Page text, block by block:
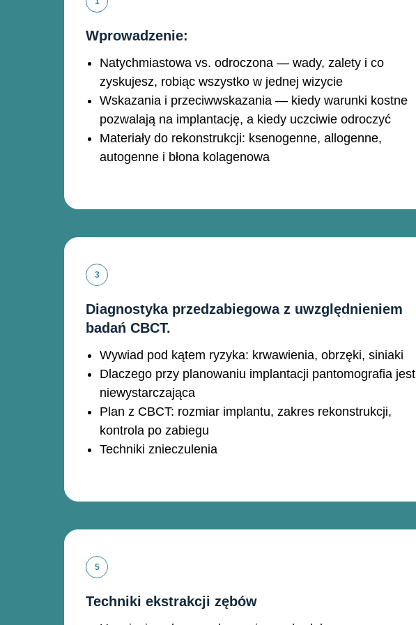
Wprowadzenie:
Natychmiastowa vs. odroczona — wady, zalety i co
zyskujesz, robiąc wszystko w jednej wizycie
Wskazania i przeciwwskazania — kiedy warunki kostne
pozwalają na implantację, a kiedy uczciwie odroczyć
Materiały do rekonstrukcji: ksenogenne, allogenne,
autogenne i błona kolagenowa
Diagnostyka przedzabiegowa z uwzględnieniem
badań CBCT.
Wywiad pod kątem ryzyka: krwawienia, obrzęki, siniaki
Dlaczego przy planowaniu implantacji pantomografia jest
niewystarczająca
Plan z CBCT: rozmiar implantu, zakres rekonstrukcji,
kontrola po zabiegu
Techniki znieczulenia
Techniki ekstrakcji zębów